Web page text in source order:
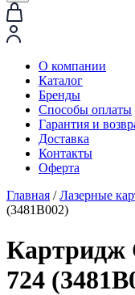
О компании
Каталог
Бренды
Способы оплаты
Гарантия и
Доставка
Контакты
Оферта
Главная /Лазерные
(3481B002)
Картридж
724